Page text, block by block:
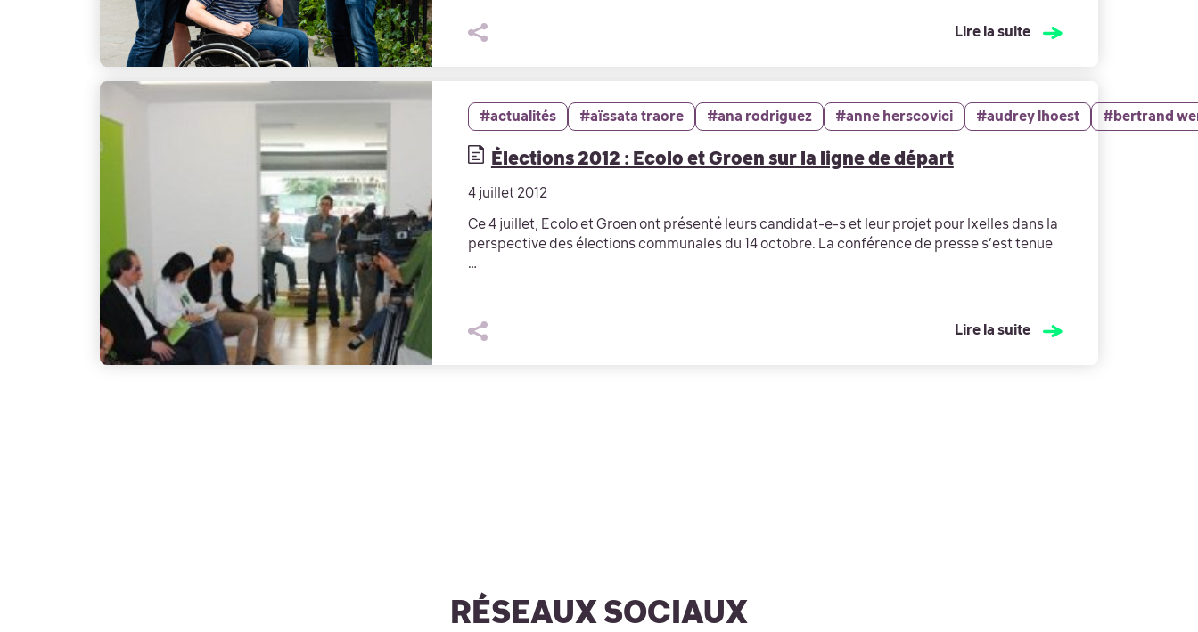
Lire la suite
#actualités #aïssata traore #ana rodriguez #anne herscovici #audrey lhoest #bertrand
Élections 2012 : Ecolo et Groen sur la ligne de départ
4 juillet 2012
Ce 4 juillet, Ecolo et Groen ont présenté leurs candidat-e-s et leur projet pour Ixelles dans la
perspective des élections communales du 14 octobre. La conférence de presse s’est tenue
…
Lire la suite
RÉSEAUX SOCIAUX